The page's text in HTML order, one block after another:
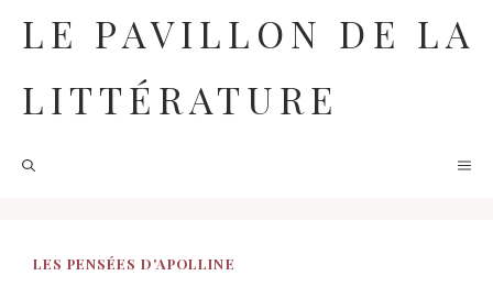
contenu
LE PAVILLON DE LA
LITTÉRATURE
LES PENSÉES D'APOLLINE